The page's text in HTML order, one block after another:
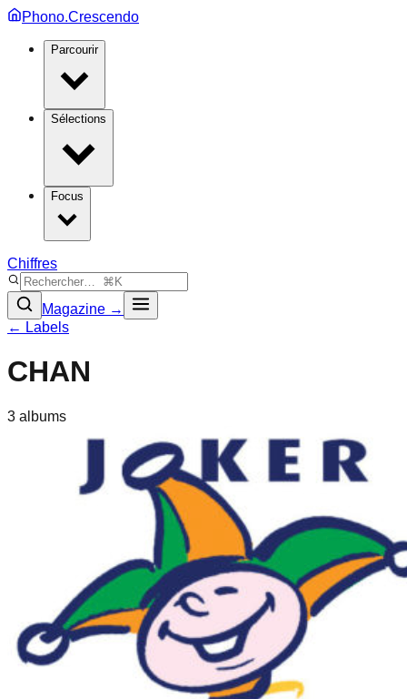
Phono.Crescendo
Parcourir
Sélections
Focus
Chiffres
Magazine →
← Labels
CHAN
3 albums